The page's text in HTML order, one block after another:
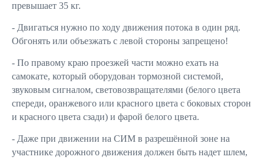
превышает 35 кг.
- Двигаться нужно по ходу движения потока в один ряд.
Обгонять или объезжать с левой стороны запрещено!
- По правому краю проезжей части можно ехать на
самокате, который оборудован тормозной системой,
звуковым сигналом, световозвращателями (белого цвета
спереди, оранжевого или красного цвета с боковых сторон
и красного цвета сзади) и фарой белого цвета.
- Даже при движении на СИМ в разрешённой зоне на
участнике дорожного движения должен быть надет шлем,